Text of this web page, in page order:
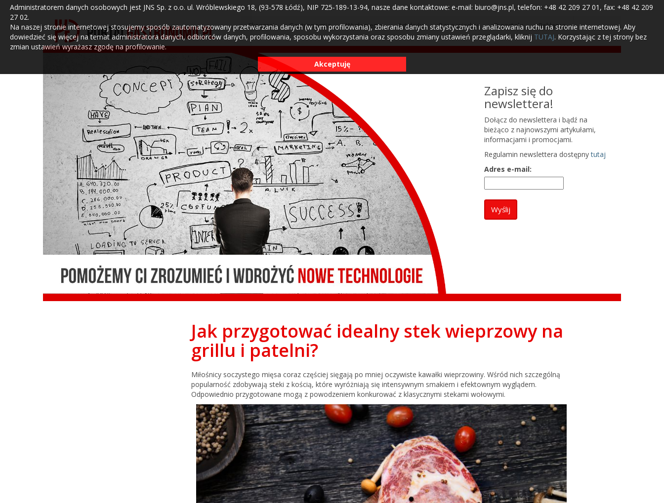
Administratorem danych osobowych jest JNS Sp. z o.o. ul. Wróblewskiego 18, (93-578 Łódź), NIP 725-189-13-94, nasze dane kontaktowe: e-mail: biuro@jns.pl, telefon: +48 42 209 27 01, fax: +48 42 209
27 02.
Na naszej stronie internetowej stosujemy sposób zautomatyzowany przetwarzania danych (w tym profilowania), zbierania danych statystycznych i analizowania ruchu na stronie internetowej. Aby
dowiedzieć się więcej na temat administratora danych, odbiorców danych, profilowania, sposobu wykorzystania oraz sposobu zmiany ustawień przeglądarki, kliknij TUTAJ. Korzystając z tej strony bez
zmian ustawień wyrażasz zgodę na profilowanie.
Akceptuję
Eksperci Gastronomia Wydarzenia Artykuły Baza wiedzy O portalu Reklama
Zapisz się do
newslettera!
Dołącz do newslettera i bądź na
bieżąco z najnowszymi artykułami,
informacjami i promocjami.
Regulamin newslettera dostępnytutaj
Adres e-mail:
Gastronomii
Jak przygotować idealny stek wieprzowy na
grillu i patelni?
Miłośnicy soczystego mięsa coraz częściej sięgają po mniej oczywiste kawałki wieprzowiny. Wśród nich szczególną
popularność zdobywają steki z kością, które wyróżniają się intensywnym smakiem i efektownym wyglądem.
Odpowiednio przygotowane mogą z powodzeniem konkurować z klasycznymi stekami wołowymi.